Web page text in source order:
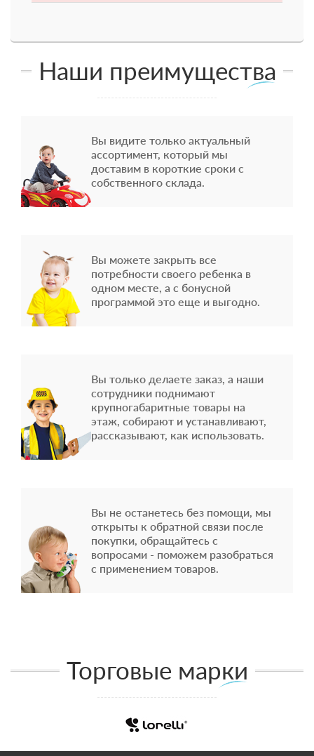
Наши преимущества
Вы видите только актуальный
ассортимент, который мы
доставим в короткие сроки с
собственного склада.
Вы можете закрыть все
потребности своего ребенка в
одном месте, а с бонусной
программой это еще и выгодно.
Вы только делаете заказ, а наши
сотрудники поднимают
крупногабаритные товары на
этаж, собирают и устанавливают,
рассказывают, как использовать.
Вы не останетесь без помощи, мы
открыты к обратной связи после
покупки, обращайтесь с
вопросами - поможем разобраться
с применением товаров.
Торговые марки